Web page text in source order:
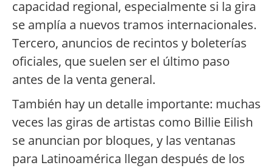
capacidad regional, especialmente si la gira
se amplía a nuevos tramos internacionales.
Tercero, anuncios de recintos y boleterías
oficiales, que suelen ser el último paso
antes de la venta general.
También hay un detalle importante: muchas
veces las giras de artistas como Billie Eilish
se anuncian por bloques, y las ventanas
para Latinoamérica llegan después de los